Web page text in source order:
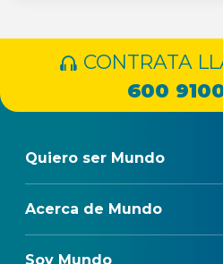
CONTRATA
600
Quiero ser Mundo
Acerca de Mundo
Soy Mundo